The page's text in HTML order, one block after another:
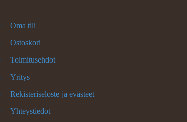
Oma tili
Ostoskori
Toimitusehdot
Yritys
Rekisteriseloste ja evästeet
Yhteystiedot